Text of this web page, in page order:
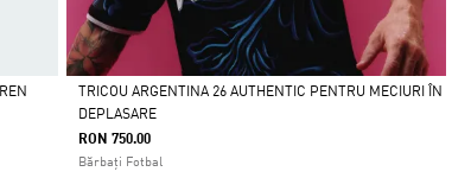
Da
TRICOU ARGENTINA 26 AUTHENTIC PENTRU MECIURI ÎN
DEPLASARE
RON 750.00
Bărbați Fotbal